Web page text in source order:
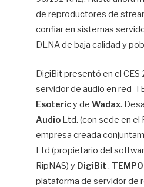
de reproductores de
confiar en sistemas
DLNA de baja calidad y
DigiBit presentó en el CES
servidor de audio en red -
Esotericy de Wadax.
Audio Ltd. (con sede en el
empresa creada
Ltd (propietario del
RipNAS) y DigiBit . TEMPO
plataforma de servidor de